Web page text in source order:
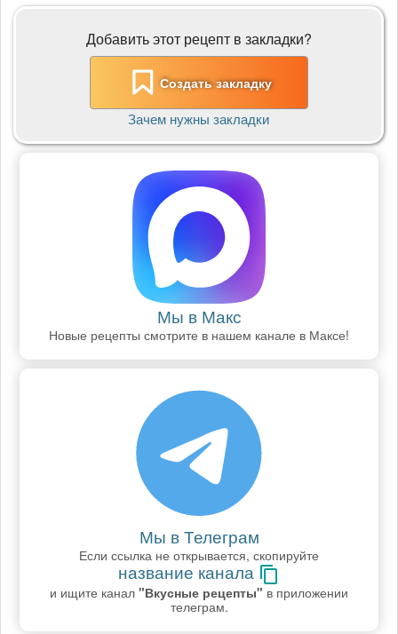
Добавить этот рецепт в закладки?
Создать закладку
Зачем нужны закладки
Мы в Макс
Новые рецепты смотрите в нашем канале в Максе!
Мы в Телеграм
Если ссылка не открывается, скопируйте
название канала
и ищите канал "Вкусные рецепты" в приложении
телеграм.